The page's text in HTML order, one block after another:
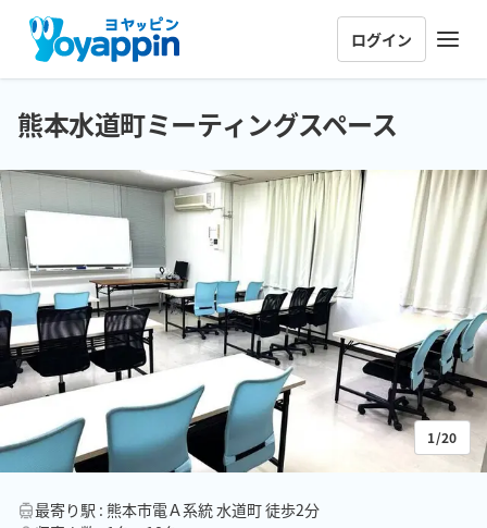
ログイン
1/20
最寄り駅 : 熊本市電Ａ系統 水道町 徒歩2分
熊本水道町ミーティングスペース